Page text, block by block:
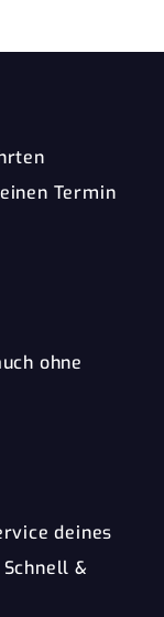
Termin
ohne
deines
&